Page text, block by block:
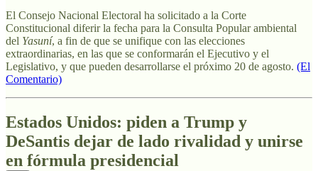
El Consejo Nacional Electoral ha solicitado a la Corte
Constitucional diferir la fecha para la Consulta Popular ambiental
del Yasuní, a fin de que se unifique con las elecciones
extraordinarias, en las que se conformarán el Ejecutivo y el
Legislativo, y que pueden desarrollarse el próximo 20 de agosto. (El
Comentario)
Estados Unidos: piden a Trump y
DeSantis dejar de lado rivalidad y unirse
en fórmula presidencial